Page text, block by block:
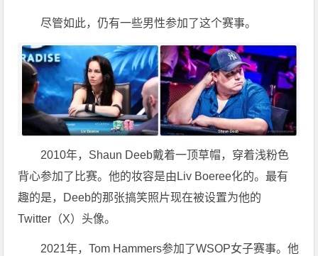
尽管如此，仍有一些男性参加了这个赛事。
2010年，Shaun Deeb戴着一顶草帽，穿着浅粉色
背心参加了比赛。他的妆容是由Liv Boeree化的。最有
趣的是，Deeb的那张搞笑照片现在被设置为他的
Twitter（X）头像。
2021年，Tom Hammers参加了WSOP女子赛事。他